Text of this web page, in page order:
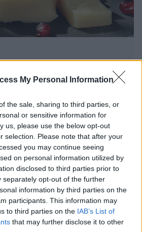
My Personal Information
the sale, sharing to third parties, or
or sensitive information for
us, please use the below opt-out
selection. Please note that after your
you may continue seeing
on personal information utilized by
disclosed to third parties prior to
separately opt-out of the further
information by third parties on the
participants. This information may
to third parties on the IAB’s List of
that may further disclose it to other
juustonmaistelu
100 juuston